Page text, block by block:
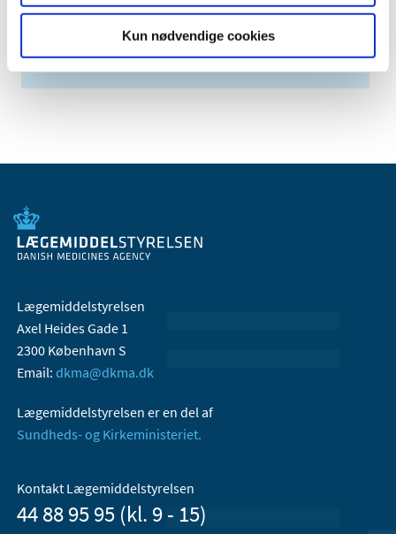
Kun nødvendige cookies
Relateret indhold
Lægemiddelstyrelsen
Axel Heides Gade 1
2300 København S
Email: dkma@dkma.dk
Lægemiddelstyrelsen er en del af
Sundheds- og Kirkeministeriet.
Kontakt Lægemiddelstyrelsen
44 88 95 95 (kl. 9 - 15)